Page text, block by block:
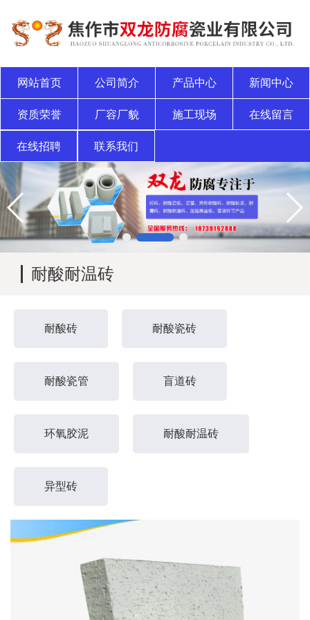
网站首页 公司简介 产品中心 新闻中心
资质荣誉 厂容厂貌 施工现场 在线留言
在线招聘 联系我们
耐酸耐温砖
耐酸砖 耐酸瓷砖
耐酸瓷管 盲道砖
环氧胶泥 耐酸耐温砖
异型砖